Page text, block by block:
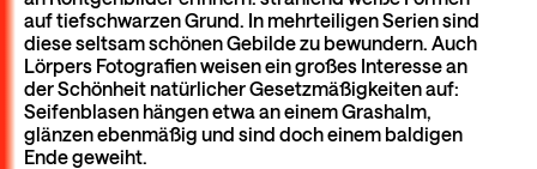
auf tiefschwarzen Grund. In mehrteiligen Serien sind
diese seltsam schönen Gebilde zu bewundern. Auch
Lörpers Fotografien weisen ein großes Interesse an
der Schönheit natürlicher Gesetzmäßigkeiten auf:
Seifenblasen hängen etwa an einem Grashalm,
glänzen ebenmäßig und sind doch einem baldigen
Ende geweiht.